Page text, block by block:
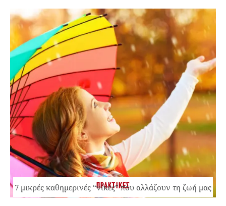
ΠΡΑΚΤΙΚΕΣ
7 μικρές καθημερινές “νίκες” που αλλάζουν τη ζωή μας